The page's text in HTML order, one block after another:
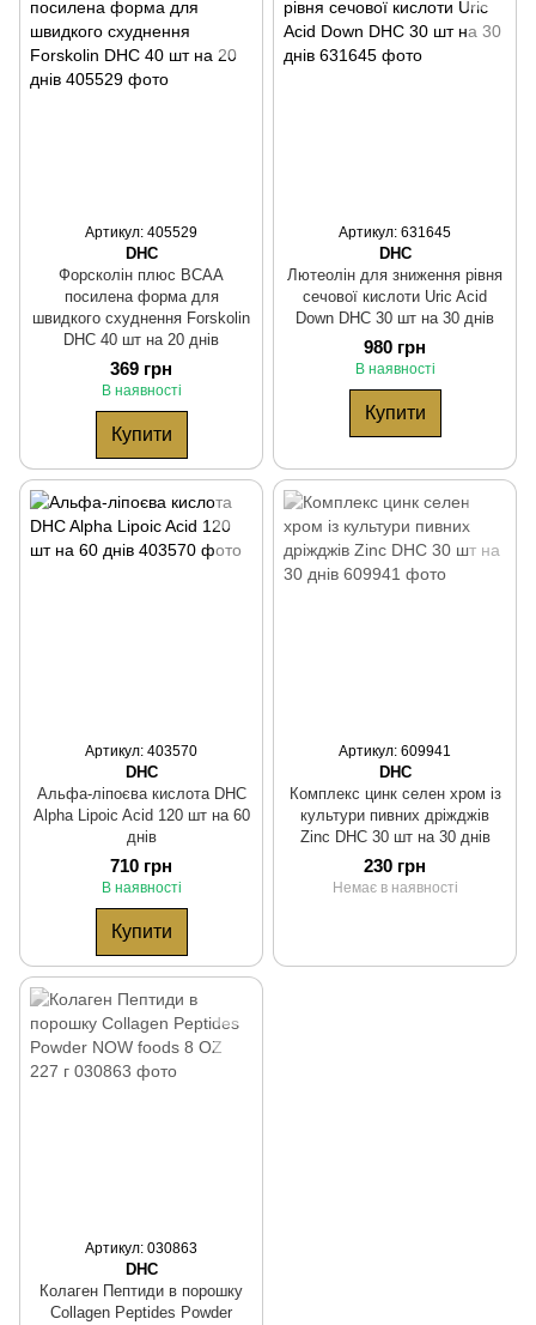
Артикул: 405529
DHC
Форсколін плюс BCAA
посилена форма для
швидкого схуднення Forskolin
DHC 40 шт на 20 днів
369 грн
В наявності
Купити
Артикул: 631645
DHC
Лютеолін для зниження рівня
сечової кислоти Uric Acid
Down DHC 30 шт на 30 днів
980 грн
В наявності
Купити
Артикул: 403570
DHC
Альфа-ліпоєва кислота DHC
Alpha Lipoic Acid 120 шт на 60
днів
710 грн
В наявності
Купити
Артикул: 609941
DHC
Комплекс цинк селен хром із
культури пивних дріжджів
Zinc DHC 30 шт на 30 днів
230 грн
Немає в наявності
Артикул: 030863
DHC
Колаген Пептиди в порошку
Collagen Peptides Powder